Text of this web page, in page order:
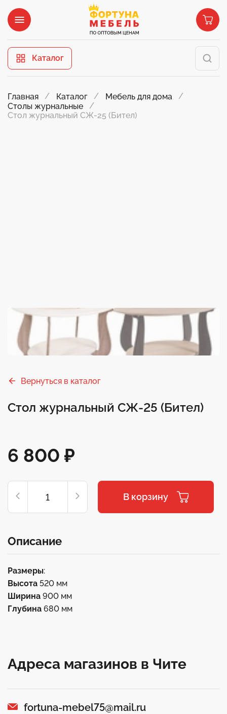
Каталог
Главная Каталог
Мебель для дома
Столы журнальные
Стол журнальный СЖ-25 (Бител)
Вернуться в каталог
Стол журнальный СЖ-25 (Бител)
6 800 ₽
В корзину
Описание
Размеры:
Высота 520 мм
Ширина 900 мм
Глубина 680 мм
Адреса магазинов в Чите
fortuna-mebel75@mail.ru